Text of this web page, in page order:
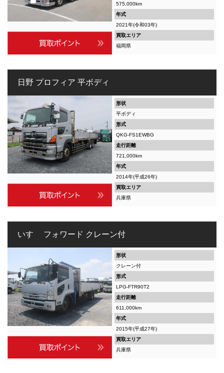
575,000km
年式
2021年(令和03年)
買取エリア
福岡県
日野 プロフィア 平ボディ
形状
平ボディ
形式
QKG-FS1EWBG
走行距離
721,000km
年式
2014年(平成26年)
買取エリア
兵庫県
いすゞ フォワード クレーン付
形状
クレーン付
形式
LPG-FTR90T2
走行距離
611,000km
年式
2015年(平成27年)
買取エリア
兵庫県